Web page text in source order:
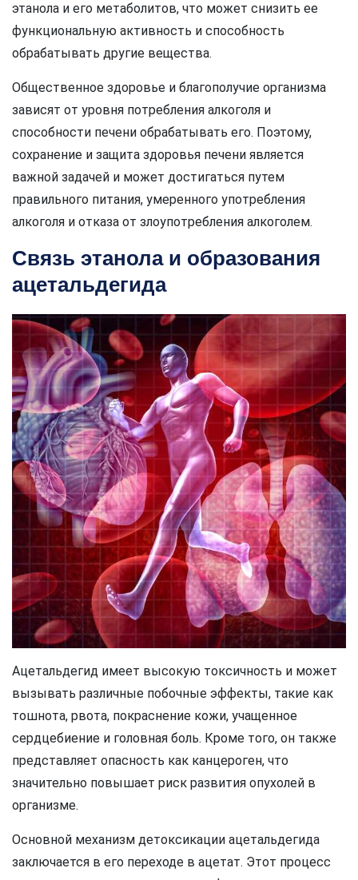
этанола и его метаболитов, что может снизить ее
функциональную активность и способность
обрабатывать другие вещества.
Общественное здоровье и благополучие организма
зависят от уровня потребления алкоголя и
способности печени обрабатывать его. Поэтому,
сохранение и защита здоровья печени является
важной задачей и может достигаться путем
правильного питания, умеренного употребления
алкоголя и отказа от злоупотребления алкоголем.
Связь этанола и образования
ацетальдегида
Ацетальдегид имеет высокую токсичность и может
вызывать различные побочные эффекты, такие как
тошнота, рвота, покраснение кожи, учащенное
сердцебиение и головная боль. Кроме того, он также
представляет опасность как канцероген, что
значительно повышает риск развития опухолей в
организме.
Основной механизм детоксикации ацетальдегида
заключается в его переходе в ацетат. Этот процесс